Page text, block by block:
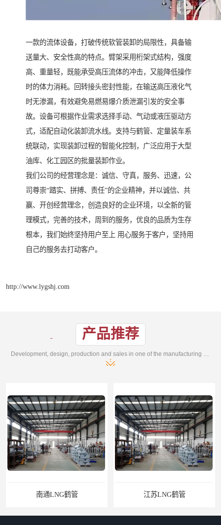
一款的流体设备，打破传统软管装卸的局限性，具备输
送量大、安全性高的特点。臂架采用桁架式结构，强度
高、重量轻，既能承受高压流体的冲击，又能降低操作
时的体力消耗。回转接头密封性能，在输送高压液化气
时无渗漏，有效避免易燃易爆介质泄漏引发的安全事
故。设备可根据作业需求选择手动、气动或液压驱动方
式，适配自动化装卸流水线。支持与鹤管、定量装车系
统联动，实现装卸过程的智能化控制，广泛应用于大型
油库、化工园区的批量装卸作业。
我们公司的经营理念是：诚信、守真，服务、迅速，公
司尊崇“踏实、拼搏、责任”的企业精神，并以诚信、共
赢、开创经营理念，创造良好的企业环境，以全新的管
理模式，完善的技术，周到的服务，优良的品质为生存
根本，我们始终坚持用户至上 用心服务于客户，坚持用
自己的服务去打动客户。
http://www.lygshj.com
产品推荐